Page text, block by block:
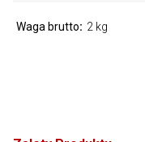
Waga brutto 2 kg